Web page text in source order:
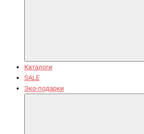
Каталоги
SALE
Эко-подарки